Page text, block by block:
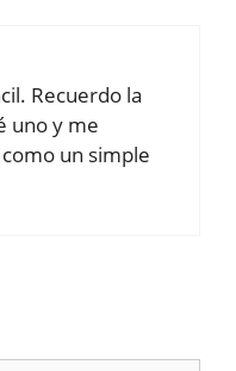
Recuerdo la
uno y me
un simple